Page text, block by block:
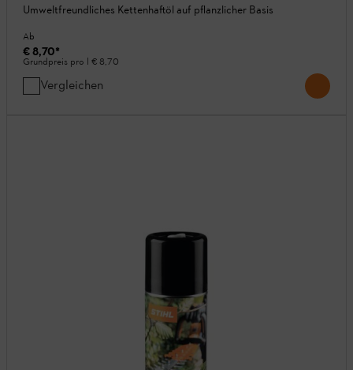
Umweltfreundliches Kettenhaftöl auf pflanzlicher Basis
Ab
€ 8,70*
Grundpreis pro l € 8,70
Vergleichen